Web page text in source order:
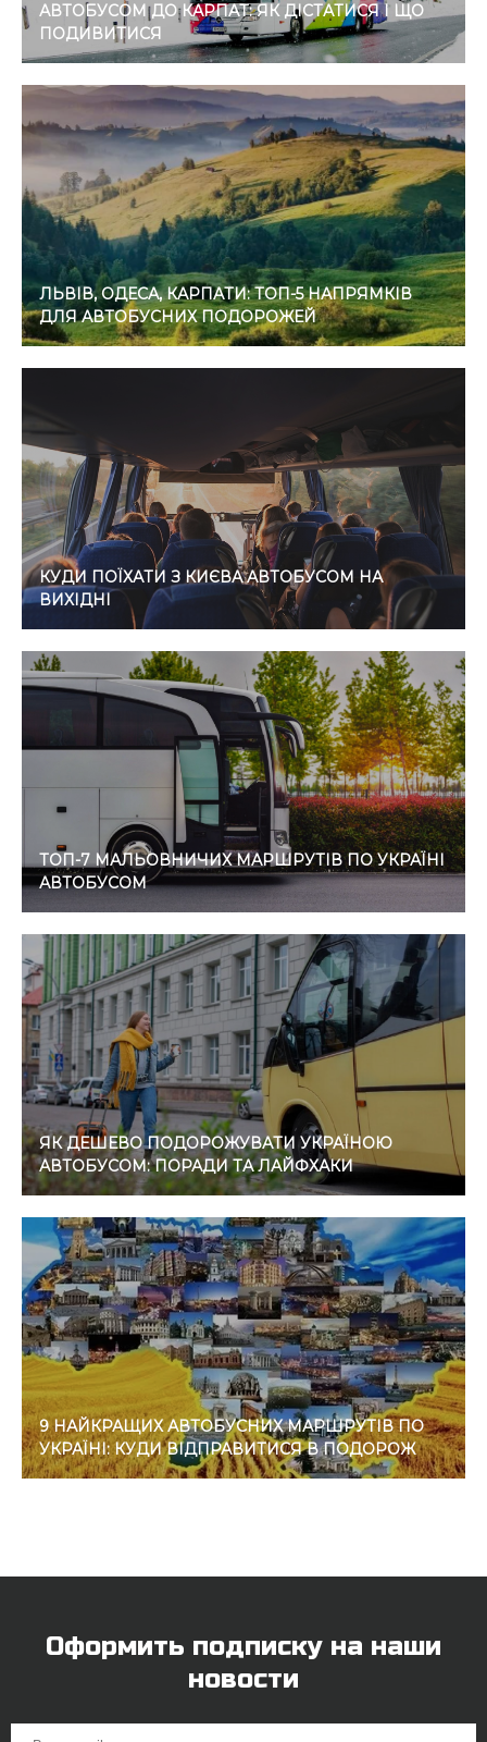
АВТОБУСОМ ДО КАРПАТ: ЯК ДІСТАТИСЯ І ЩО
ПОДИВИТИСЯ
ЛЬВІВ, ОДЕСА, КАРПАТИ: ТОП-5 НАПРЯМКІВ
ДЛЯ АВТОБУСНИХ ПОДОРОЖЕЙ
КУДИ ПОЇХАТИ З КИЄВА АВТОБУСОМ НА
ВИХІДНІ
ТОП-7 МАЛЬОВНИЧИХ МАРШРУТІВ ПО УКРАЇНІ
АВТОБУСОМ
ЯК ДЕШЕВО ПОДОРОЖУВАТИ УКРАЇНОЮ
АВТОБУСОМ: ПОРАДИ ТА ЛАЙФХАКИ
9 НАЙКРАЩИХ АВТОБУСНИХ МАРШРУТІВ ПО
УКРАЇНІ: КУДИ ВІДПРАВИТИСЯ В ПОДОРОЖ
Оформить подписку на наши
новости